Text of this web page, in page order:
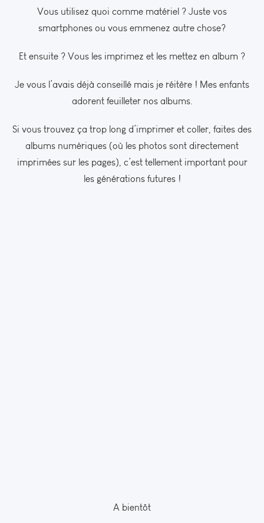
Vous utilisez quoi comme matériel ? Juste vos
smartphones ou vous emmenez autre chose?
Et ensuite ? Vous les imprimez et les mettez en album ?
Je vous l’avais déjà conseillé mais je réitère ! Mes enfants
adorent feuilleter nos albums.
Si vous trouvez ça trop long d’imprimer et coller, faites des
albums numériques (où les photos sont directement
imprimées sur les pages), c’est tellement important pour
les générations futures !
A bientôt